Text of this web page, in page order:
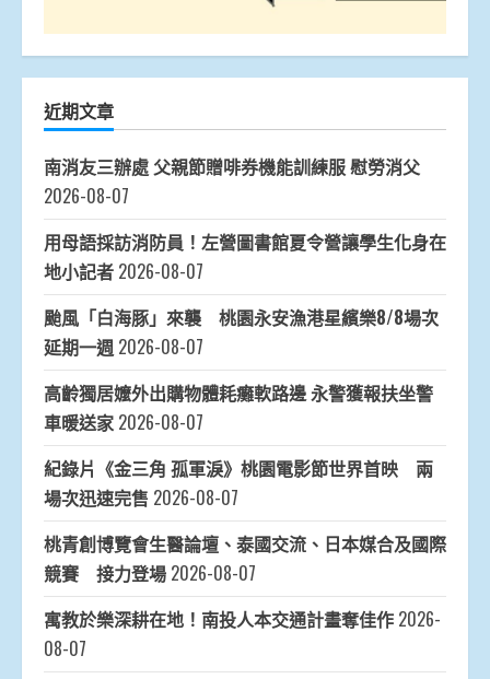
近期文章
南消友三辦處 父親節贈啡券機能訓練服 慰勞消父
2026-08-07
用母語採訪消防員！左營圖書館夏令營讓學生化身在
地小記者 2026-08-07
颱風「白海豚」來襲 桃園永安漁港星繽樂8/8場次
延期一週 2026-08-07
高齡獨居嬤外出購物體耗癱軟路邊 永警獲報扶坐警
車暖送家 2026-08-07
紀錄片《金三角 孤軍淚》桃園電影節世界首映 兩
場次迅速完售 2026-08-07
桃青創博覽會生醫論壇、泰國交流、日本媒合及國際
競賽 接力登場 2026-08-07
寓教於樂深耕在地！南投人本交通計畫奪佳作 2026-
08-07